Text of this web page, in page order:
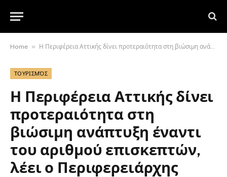
Home » Η Περιφέρεια Αττικής δίνει προτεραιότητα στη βιώσιμη ανάπτυξη έναντι του αριθμού επισκεπτών, λέει ο Περιφερειάρχης
ΤΟΥΡΙΣΜΌΣ
Η Περιφέρεια Αττικής δίνει
προτεραιότητα στη
βιώσιμη ανάπτυξη έναντι
του αριθμού επισκεπτών,
λέει ο Περιφερειάρχης